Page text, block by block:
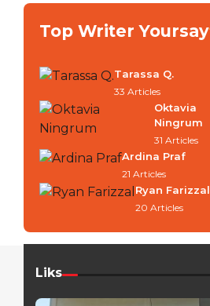
Top Writer Yoursay
Tarassa Q.
33 Articles
Oktavia
Ningrum
31 Articles
Ardina Praf
21 Articles
Ryan Farizzal
20 Articles
Liks